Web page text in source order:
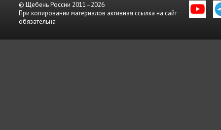
© Щебень России 2011–2026
При копировании материалов активная ссылка на сайт
обязательна